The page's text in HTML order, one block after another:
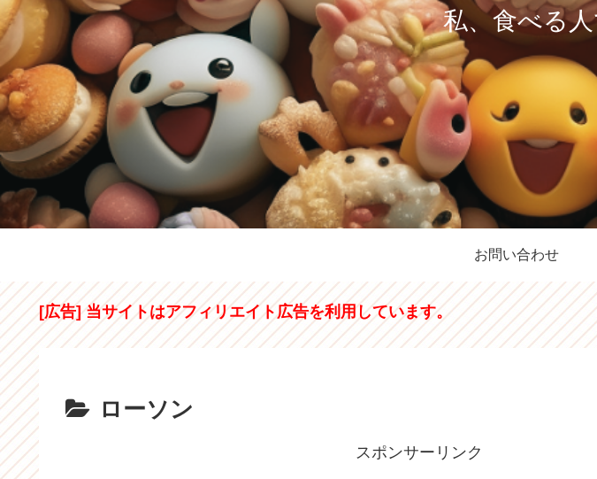
私、食べる
お問い合わせ
[広告] 当サイトはアフィリエイト広告を利用しています。
ローソン
スポンサーリンク